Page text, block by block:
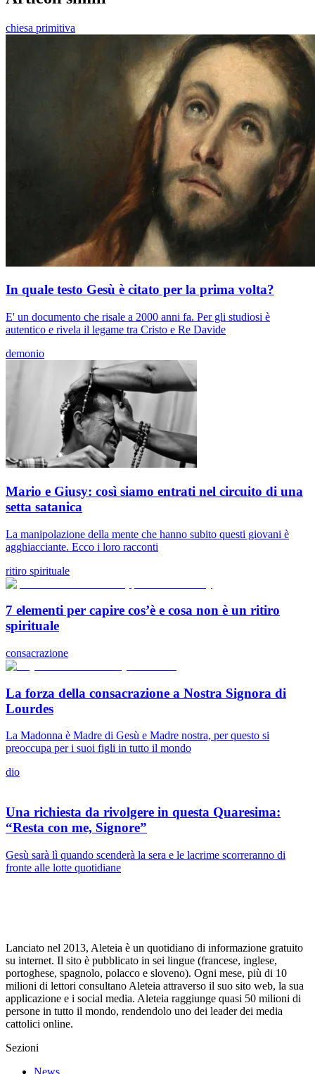
chiesa primitiva
In quale testo Gesù è citato per la prima volta?
E' un documento che risale a 2000 anni fa. Per gli studiosi è
autentico e rivela il legame tra Cristo e Re Davide
demonio
Mario e Giusy: così siamo entrati nel circuito di una
setta satanica
La manipolazione della mente che hanno subito questi giovani è
agghiacciante. Ecco i loro racconti
ritiro spirituale
7 elementi per capire cos’è e cosa non è un ritiro
spirituale
consacrazione
La forza della consacrazione a Nostra Signora di
Lourdes
La Madonna è Madre di Gesù e Madre nostra, per questo si
preoccupa per i suoi figli in tutto il mondo
dio
Una richiesta da rivolgere in questa Quaresima:
“Resta con me, Signore”
Gesù sarà lì quando scenderà la sera e le lacrime scorreranno di
fronte alle lotte quotidiane
Lanciato nel 2013, Aleteia è un quotidiano di informazione gratuito
su internet. Il sito è pubblicato in sei lingue (francese, inglese,
portoghese, spagnolo, polacco e sloveno). Ogni mese, più di 10
milioni di lettori consultano Aleteia attraverso il suo sito web, la sua
applicazione e i social media. Aleteia raggiunge quasi 50 milioni di
persone in tutto il mondo, rendendolo uno dei leader dei media
cattolici online.
Sezioni
News